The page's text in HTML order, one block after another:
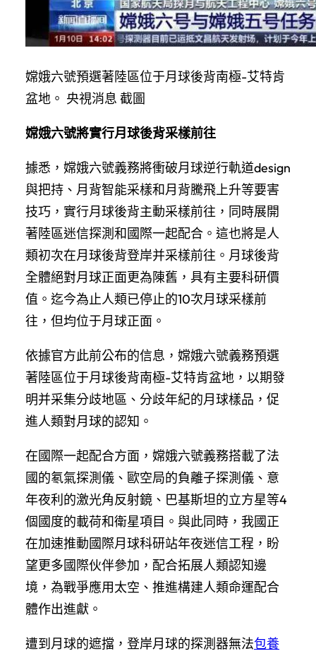
嫦娥六號預選著陸區位于月球後背南極-艾特肯
盆地。 央視消息 截圖
嫦娥六號將實行月球後背采樣前往
據悉，嫦娥六號義務將衝破月球逆行軌道design
與把持、月背智能采樣和月背騰飛上升等要害
技巧，實行月球後背主動采樣前往，同時展開
著陸區迷信探測和國際一起配合。這也將是人
類初次在月球後背登岸并采樣前往。月球後背
全體絕對月球正面更為陳舊，具有主要科研價
值。迄今為止人類已停止的10次月球采樣前
往，但均位于月球正面。
依據官方此前公布的信息，嫦娥六號義務預選
著陸區位于月球後背南極-艾特肯盆地，以期發
明并采集分歧地區、分歧年紀的月球樣品，促
進人類對月球的認知。
在國際一起配合方面，嫦娥六號義務搭載了法
國的氡氣探測儀、歐空局的負離子探測儀、意
年夜利的激光角反射鏡、巴基斯坦的立方星等4
個國度的載荷和衛星項目。與此同時，我國正
在加速推動國際月球科研站年夜迷信工程，盼
望更多國際伙伴參加，配合拓展人類認知邊
境，為戰爭應用太空、推進構建人類命運配合
體作出進獻。
遭到月球的遮擋，登岸月球的探測器無法包養